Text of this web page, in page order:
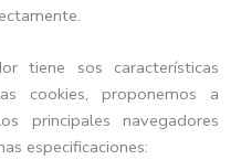
tiene sos características
cookies, proponemos a
principales navegadores
especificaciones: